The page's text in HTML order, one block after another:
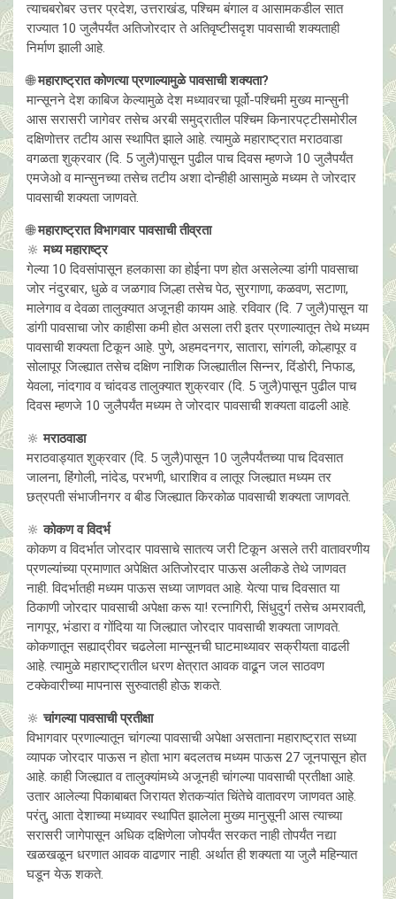
त्याचबरोबर उत्तर प्रदेश, उत्तराखंड, पश्चिम बंगाल व आसामकडील सात
राज्यात 10 जुलैपर्यंत अतिजोरदार ते अतिवृष्टीसदृश पावसाची शक्यताही
निर्माण झाली आहे.
🌐महाराष्ट्रात कोणत्या प्रणाल्यामुळे पावसाची शक्यता?
मान्सूनने देश काबिज केल्यामुळे देश मध्यावरचा पूर्वो-पश्चिमी मुख्य मान्सुनी
आस सरासरी जागेवर तसेच अरबी समुद्रातील पश्चिम किनारपट्टीसमोरील
दक्षिणोत्तर तटीय आस स्थापित झाले आहे. त्यामुळे महाराष्ट्रात मराठवाडा
वगळता शुक्रवार (दि. 5 जुलै)पासून पुढील पाच दिवस म्हणजे 10 जुलैपर्यंत
एमजेओ व मान्सुनच्या तसेच तटीय अशा दोन्हीही आसामुळे मध्यम ते जोरदार
पावसाची शक्यता जाणवते.
🌐महाराष्ट्रात विभागवार पावसाची तीव्रता
🔆मध्य महाराष्ट्र
गेल्या 10 दिवसांपासून हलकासा का होईना पण होत असलेल्या डांगी पावसाचा
जोर नंदुरबार, धुळे व जळगाव जिल्हा तसेच पेठ, सुरगाणा, कळवण, सटाणा,
मालेगाव व देवळा तालुक्यात अजूनही कायम आहे. रविवार (दि. 7 जुलै)पासून या
डांगी पावसाचा जोर काहीसा कमी होत असला तरी इतर प्रणाल्यातून तेथे मध्यम
पावसाची शक्यता टिकून आहे. पुणे, अहमदनगर, सातारा, सांगली, कोल्हापूर व
सोलापूर जिल्ह्यात तसेच दक्षिण नाशिक जिल्ह्यातील सिन्नर, दिंडोरी, निफाड,
येवला, नांदगाव व चांदवड तालुक्यात शुक्रवार (दि. 5 जुलै)पासून पुढील पाच
दिवस म्हणजे 10 जुलैपर्यंत मध्यम ते जोरदार पावसाची शक्यता वाढली आहे.
🔆मराठवाडा
मराठवाड्यात शुक्रवार (दि. 5 जुलै)पासून 10 जुलैपर्यंतच्या पाच दिवसात
जालना, हिंगोली, नांदेड, परभणी, धाराशिव व लातूर जिल्ह्यात मध्यम तर
छत्रपती संभाजीनगर व बीड जिल्ह्यात किरकोळ पावसाची शक्यता जाणवते.
🔆कोकण व विदर्भ
कोकण व विदर्भात जोरदार पावसाचे सातत्य जरी टिकून असले तरी वातावरणीय
प्रणल्यांच्या प्रमाणात अपेक्षित अतिजोरदार पाऊस अलीकडे तेथे जाणवत
नाही. विदर्भातही मध्यम पाऊस सध्या जाणवत आहे. येत्या पाच दिवसात या
ठिकाणी जोरदार पावसाची अपेक्षा करू या! रत्नागिरी, सिंधुदुर्ग तसेच अमरावती,
नागपूर, भंडारा व गोंदिया या जिल्ह्यात जोरदार पावसाची शक्यता जाणवते.
कोकणातून सह्याद्रीवर चढलेला मान्सूनची घाटमाथ्यावर सक्रीयता वाढली
आहे. त्यामुळे महाराष्ट्रातील धरण क्षेत्रात आवक वाढून जल साठवण
टक्केवारीच्या मापनास सुरुवातही होऊ शकते.
🔆 चांगल्या पावसाची प्रतीक्षा
विभागवार प्रणाल्यातून चांगल्या पावसाची अपेक्षा असताना महाराष्ट्रात सध्या
व्यापक जोरदार पाऊस न होता भाग बदलतच मध्यम पाऊस 27 जूनपासून होत
आहे. काही जिल्ह्यात व तालुक्यांमध्ये अजूनही चांगल्या पावसाची प्रतीक्षा आहे.
उतार आलेल्या पिकाबाबत जिरायत शेतकऱ्यांत चिंतेचे वातावरण जाणवत आहे.
परंतु, आता देशाच्या मध्यावर स्थापित झालेला मुख्य मानुसूनी आस त्याच्या
सरासरी जागेपासून अधिक दक्षिणेला जोपर्यंत सरकत नाही तोपर्यंत नद्या
खळखळून धरणात आवक वाढणार नाही. अर्थात ही शक्यता या जुलै महिन्यात
घडून येऊ शकते.